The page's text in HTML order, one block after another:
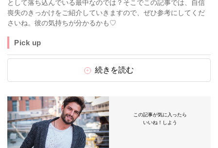
として落ち込んでいる最中なのでは？そこでこの記事では、自信
喪失のきっかけをご紹介していきますので、ぜひ参考にしてくだ
さいね。彼の気持ちが分かるかも♡
Pick up
続きを読む
この記事が気に入ったら
いいね！しよう